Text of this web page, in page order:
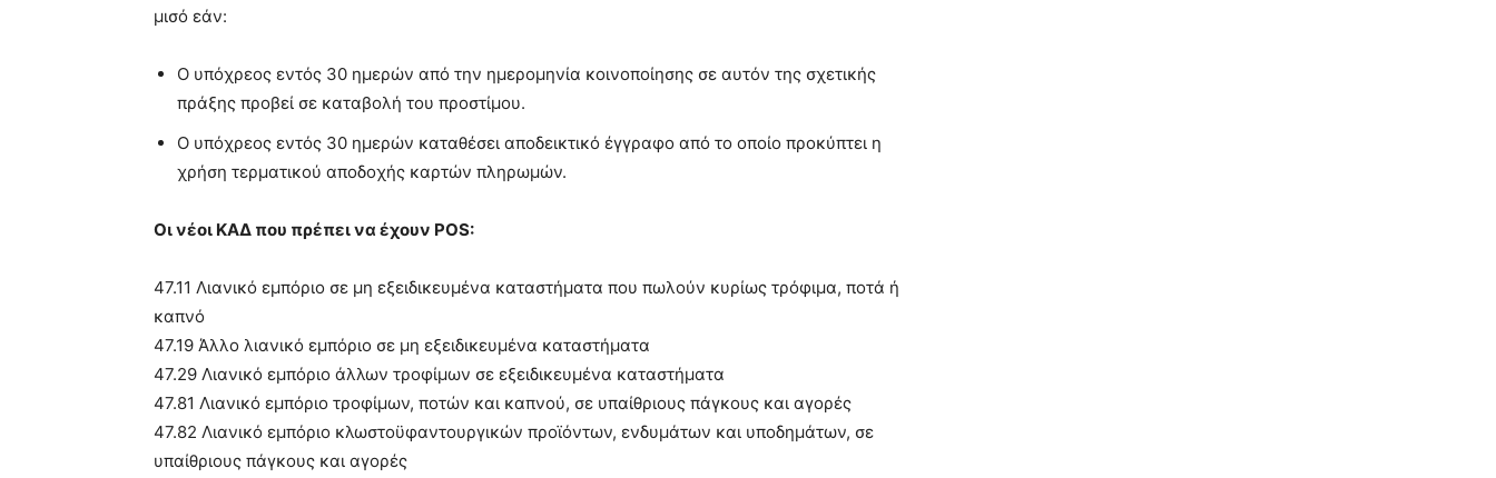
μισό εάν:
Ο υπόχρεος εντός 30 ημερών από την ημερομηνία κοινοποίησης σε αυτόν της σχετικής
πράξης προβεί σε καταβολή του προστίμου.
Ο υπόχρεος εντός 30 ημερών καταθέσει αποδεικτικό έγγραφο από το οποίο προκύπτει η
χρήση τερματικού αποδοχής καρτών πληρωμών.
Οι νέοι ΚΑΔ που πρέπει να έχουν POS:
47.11 Λιανικό εμπόριο σε μη εξειδικευμένα καταστήματα που πωλούν κυρίως τρόφιμα, ποτά ή
καπνό
47.19 Άλλο λιανικό εμπόριο σε μη εξειδικευμένα καταστήματα
47.29 Λιανικό εμπόριο άλλων τροφίμων σε εξειδικευμένα καταστήματα
47.81 Λιανικό εμπόριο τροφίμων, ποτών και καπνού, σε υπαίθριους πάγκους και αγορές
47.82 Λιανικό εμπόριο κλωστοϋφαντουργικών προϊόντων, ενδυμάτων και υποδημάτων, σε
υπαίθριους πάγκους και αγορές